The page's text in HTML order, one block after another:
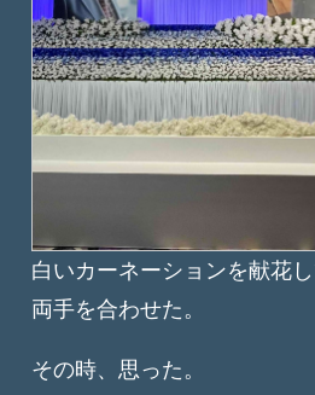
白いカーネーションを献花
両手を合わせた。
その時、思った。